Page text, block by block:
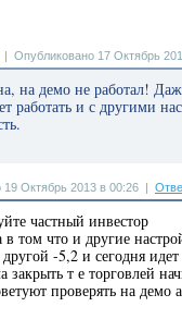
| Опубликовано 17 Октябрь
на демо не работал!
работать и с другими
Октябрь 2013 в 00:26 |
частный инвестор
в том что и другие
-5,2 и сегодня
закрыть т е торговлей
проверять на демо